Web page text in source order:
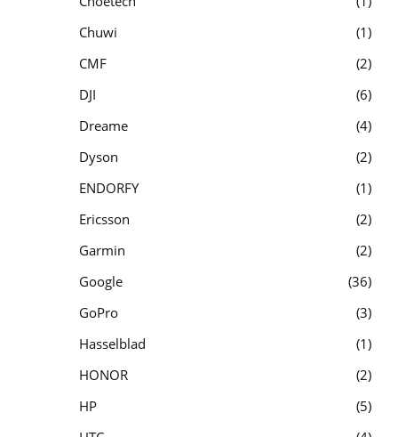
Chuwi
1
CMF
2
DJI
6
Dreame
4
Dyson
2
ENDORFY
1
Ericsson
2
Garmin
2
Google
36
GoPro
3
Hasselblad
1
HONOR
2
HP
5